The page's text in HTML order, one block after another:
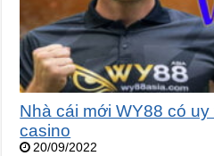
Nhà cái mới WY88 có
casino
20/09/2022